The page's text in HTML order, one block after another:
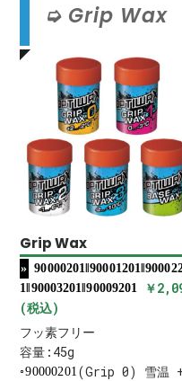
Grip Wax
Grip Wax
1‖90003201‖90009201
￥
(税込)
フッ素フリー
容量:45g
90000201 (Grip 0) 雪温